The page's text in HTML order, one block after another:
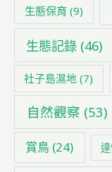
生態保育(9)
生態記錄 (46)
社子島濕地 (7)
自然觀察 (53)
賞鳥 (24)